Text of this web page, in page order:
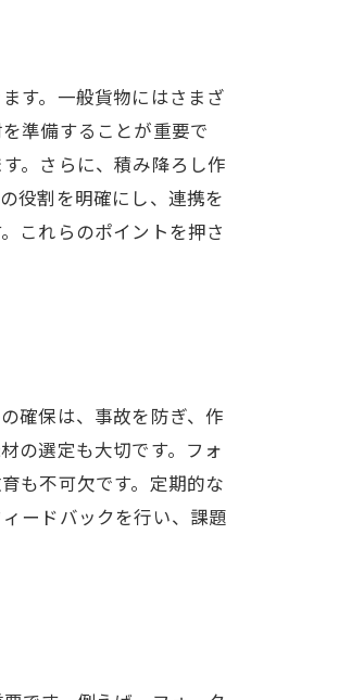
す。一般貨物にはさまざ
準備することが重要で
。さらに、積み降ろし作
役割を明確にし、連携を
これらのポイントを押さ
確保は、事故を防ぎ、作
の選定も大切です。フォ
も不可欠です。定期的な
ードバックを行い、課題